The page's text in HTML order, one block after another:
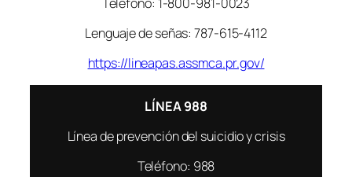
Lenguaje de señas: 787-615-4112
https://lineapas.assmca.pr.gov/
LÍNEA 988
Línea de prevención del suicidio y crisis
Teléfono: 988